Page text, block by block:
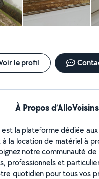
batiments professionnels
professionnels tels que
salle de pause,
complémentaires
le profil
À Propos d’AlloVoisins
est la plateforme dédiée
à la location de matériel à
notre communauté de
professionnels et
quotidien pour tous vos